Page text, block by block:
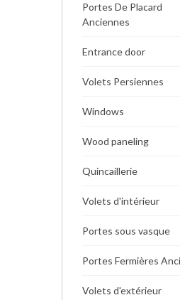
Portes De Placard
Anciennes
Entrance door
Volets Persiennes
Windows
Wood paneling
Quincaillerie
Volets d'intérieur
Portes sous vasque
Portes Fermières
Volets d'extérieur